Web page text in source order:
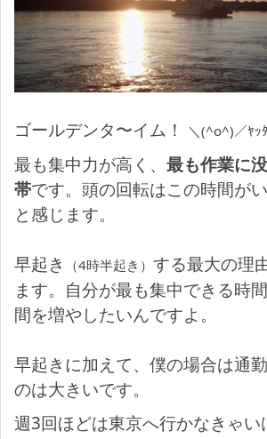
ゴールデンタ〜イム！ ＼(^o^)／ﾔｯ
最も集中力が高く、 最も作業に
帯です。頭の回転はこの時間が
と感じます。
早起き （4時半起き） する最大の理
ます。自分が最も集中できる時
間を増やしたいんですよ。
早起きに加えて、僕の場合は通
のは大きいです。
週3回ほどは東京へ行かなきゃい